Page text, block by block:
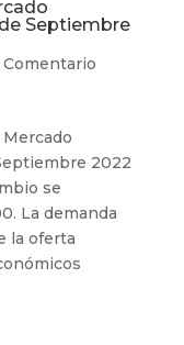
Septiembre
Comentario
2022
se
La demanda
la oferta